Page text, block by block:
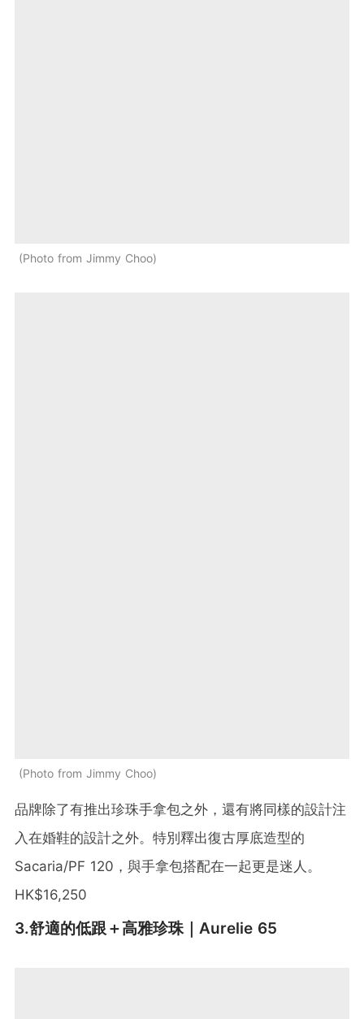
Photo from Jimmy Choo
Photo from Jimmy Choo
品牌除了有推出珍珠手拿包之外，還有將同樣的設計注
入在婚鞋的設計之外。特別釋出復古厚底造型的
Sacaria/PF 120，與手拿包搭配在一起更是迷人。
HK$16,250
3.舒適的低跟＋高雅珍珠｜Aurelie 65